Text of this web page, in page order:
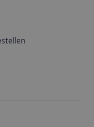
airfryer is
verkrijgbaar zijn.
verslijten of
meteen een
schaffen.
het betreffende